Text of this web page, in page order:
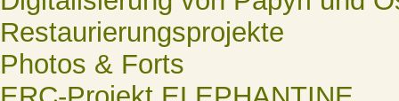
Restaurierungsprojekte
Photos & Forts